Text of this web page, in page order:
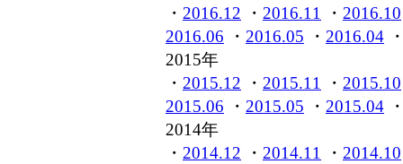
・ 2016.12 ・ 2016.11 ・ 2016.10
2016.06 ・ 2016.05 ・ 2016.04
2015年
・ 2015.12 ・ 2015.11 ・ 2015.10
2015.06 ・ 2015.05 ・ 2015.04
2014年
・ 2014.12 ・ 2014.11 ・ 2014.10